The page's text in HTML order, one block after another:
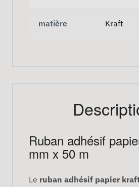
matière Kraft
Ruban adhésif
mm x 50 m
Le ruban adhésif papier